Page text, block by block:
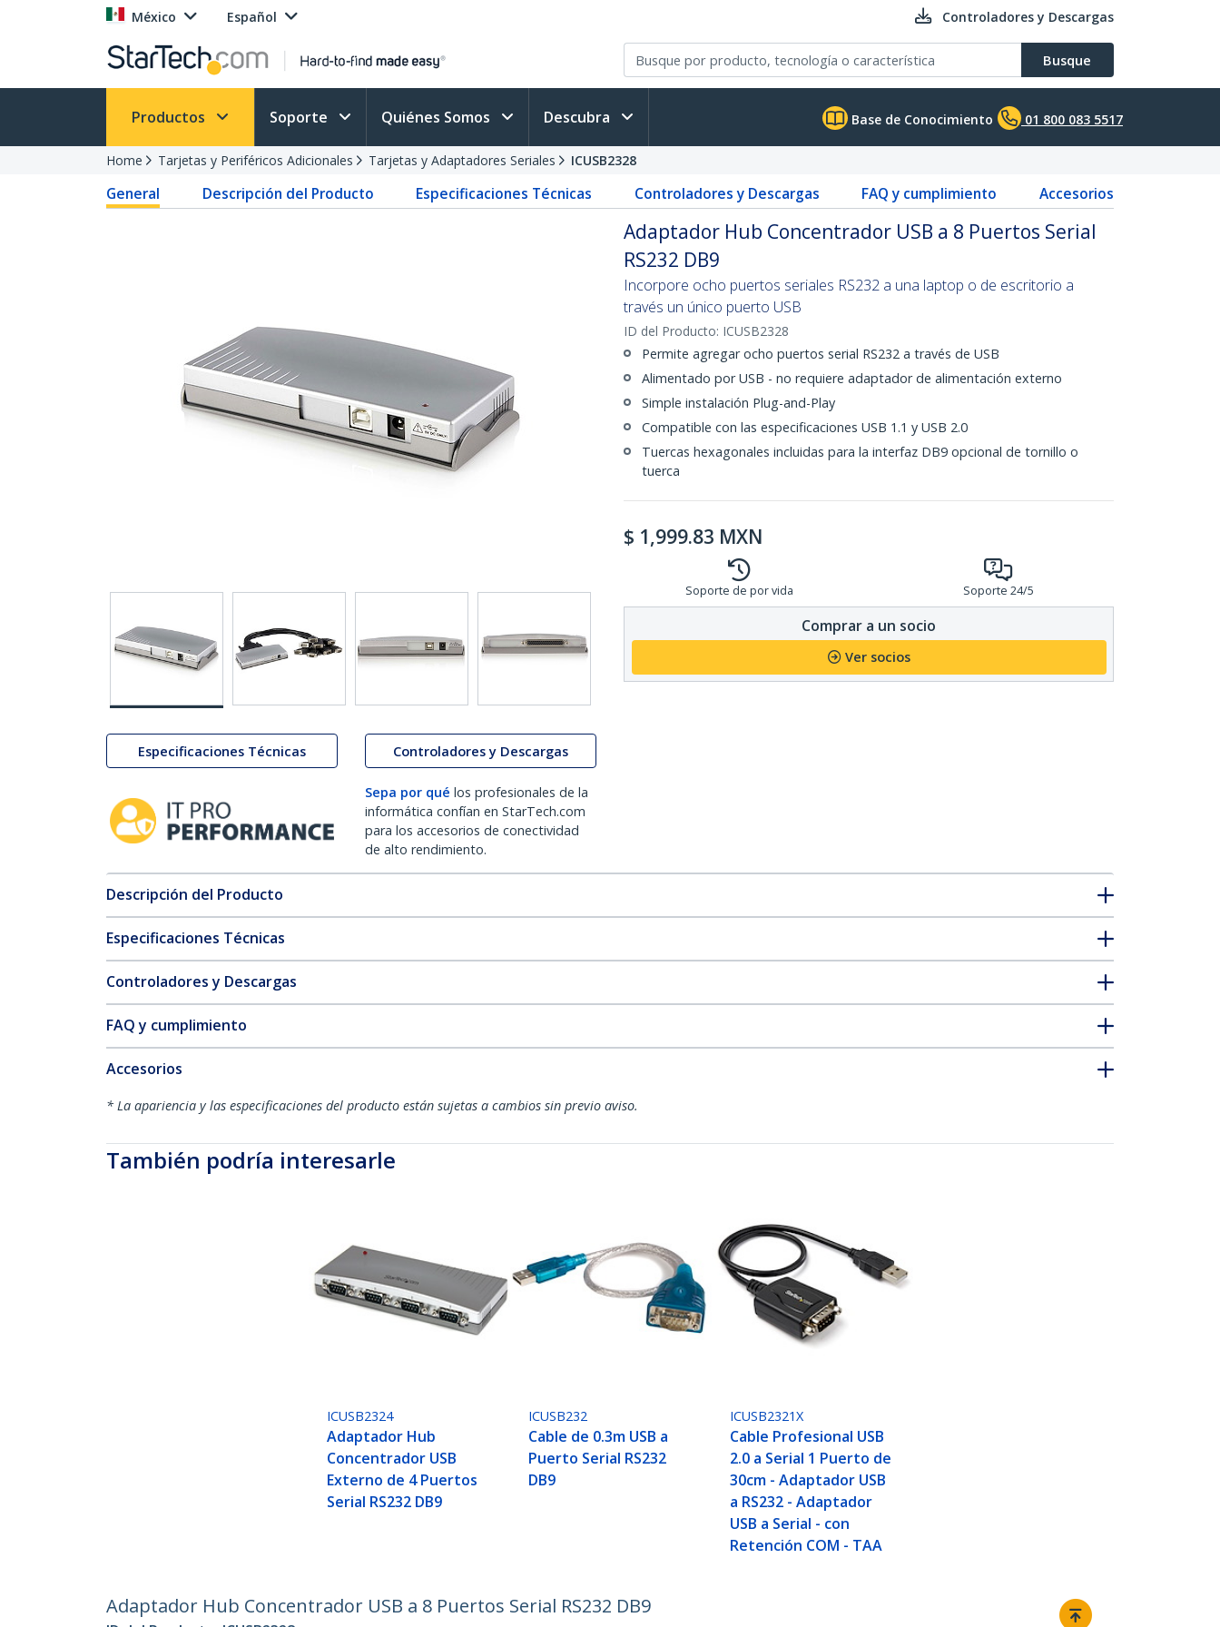
México Español Controladores y Descargas
Busque
Productos Soporte Quiénes Somos Descubra Base de Conocimiento 01 800 083 5517
Home Tarjetas y Periféricos Adicionales Tarjetas y Adaptadores Seriales ICUSB2328
General Descripción del Producto Especificaciones Técnicas Controladores y Descargas FAQ y cumplimiento Accesorios
Especificaciones Técnicas Controladores y Descargas
Sepa por qué los profesionales de la
informática confían en StarTech.com
para los accesorios de conectividad
de alto rendimiento.
Adaptador Hub Concentrador USB a 8 Puertos Serial
RS232 DB9
Incorpore ocho puertos seriales RS232 a una laptop o de escritorio a
través un único puerto USB
ID del Producto: ICUSB2328
Permite agregar ocho puertos serial RS232 a través de USB
Alimentado por USB - no requiere adaptador de alimentación externo
Simple instalación Plug-and-Play
Compatible con las especificaciones USB 1.1 y USB 2.0
Tuercas hexagonales incluidas para la interfaz DB9 opcional de tornillo o
tuerca
$ 1,999.83 MXN
Soporte de por vida Soporte 24/5
Comprar a un socio
Ver socios
Descripción del Producto
Especificaciones Técnicas
Controladores y Descargas
FAQ y cumplimiento
Accesorios
* La apariencia y las especificaciones del producto están sujetas a cambios sin previo aviso.
También podría interesarle
ICUSB2324
Adaptador Hub
Concentrador USB
Externo de 4 Puertos
Serial RS232 DB9
ICUSB232
Cable de 0.3m USB a
Puerto Serial RS232
DB9
ICUSB2321X
Cable Profesional USB
2.0 a Serial 1 Puerto de
30cm - Adaptador USB
a RS232 - Adaptador
USB a Serial - con
Retención COM - TAA
Adaptador Hub Concentrador USB a 8 Puertos Serial RS232 DB9